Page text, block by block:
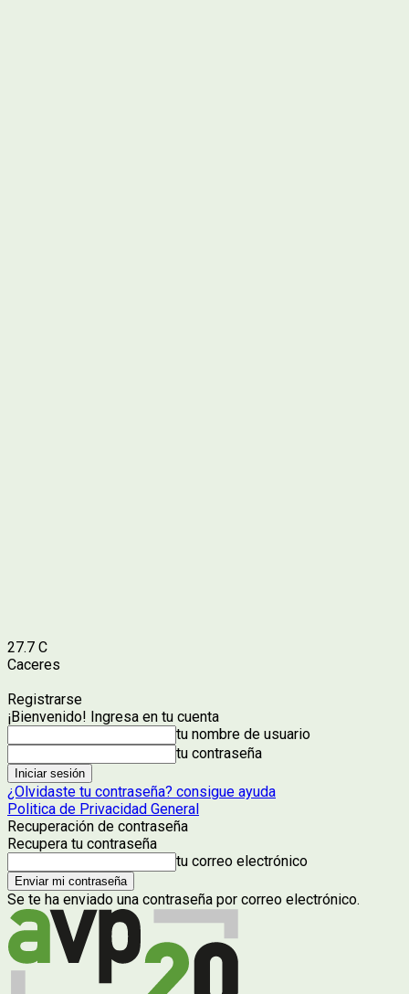
27.7 C
Caceres
Registrarse
¡Bienvenido! Ingresa en tu cuenta
tu nombre de usuario
tu contraseña
¿Olvidaste tu contraseña? consigue ayuda
Politica de Privacidad General
Recuperación de contraseña
Recupera tu contraseña
tu correo electrónico
Se te ha enviado una contraseña por correo electrónico.